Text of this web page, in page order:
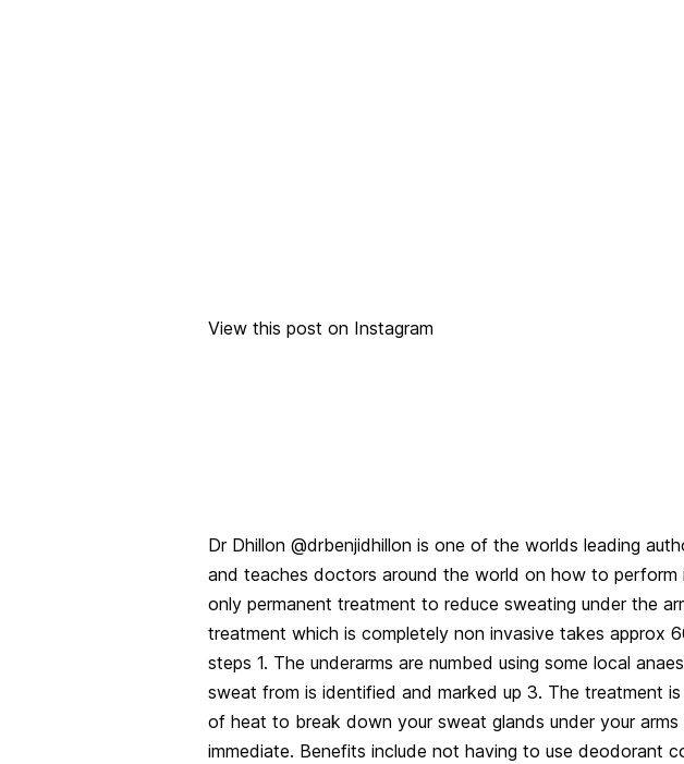
View this post on Instagram
Dr Dhillon @drbenjidhillon is one of the worlds leading
and teaches doctors around the world on how to perform
only permanent treatment to reduce sweating under the
treatment which is completely non invasive takes approx
steps 1. The underarms are numbed using some local
sweat from is identified and marked up 3. The treatment
of heat to break down your sweat glands under your arms
immediate. Benefits include not having to use deodorant